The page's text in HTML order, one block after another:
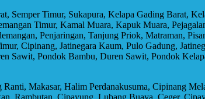
Semper Timur, Sukapura, Kelapa Gading Barat,
Timur, Kamal Muara, Kapuk Muara,
Penjaringan, Tanjung Priok, Matraman,
Cipinang, Jatinegara Kaum, Pulo Gadung,
Sawit, Pondok Bambu, Duren Sawit, Pondok
Makasar, Halim Perdanakusuma, Cipinang
Rambutan, Cipayung, Lubang Buaya, Ceger,